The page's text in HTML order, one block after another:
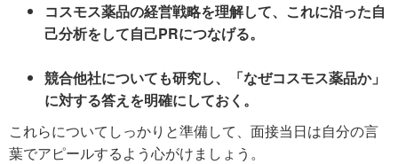
コスモス薬品の経営戦略を理解して、これに沿った自
己分析をして自己PRにつなげる。
競合他社についても研究し、「なぜコスモス薬品か」
に対する答えを明確にしておく。
これらについてしっかりと準備して、面接当日は自分の言
葉でアピールするよう心がけましょう。